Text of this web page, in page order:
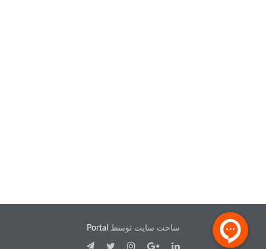
ساخت سایت توسط Portal